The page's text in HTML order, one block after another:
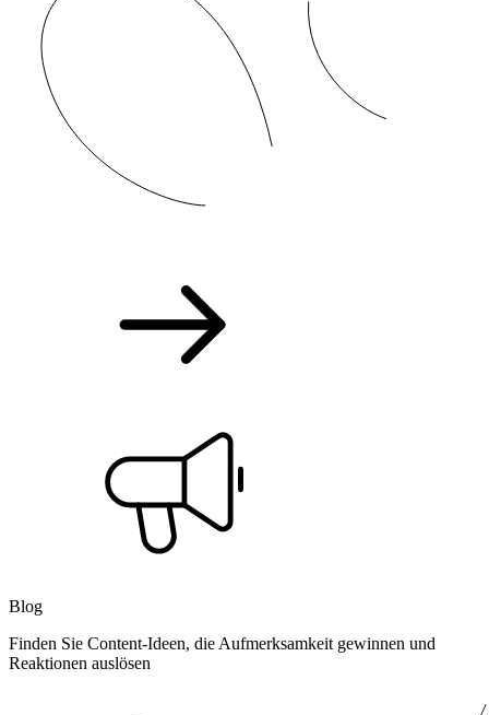
Blog
Finden Sie Content-Ideen, die Aufmerksamkeit gewinnen und
Reaktionen auslösen